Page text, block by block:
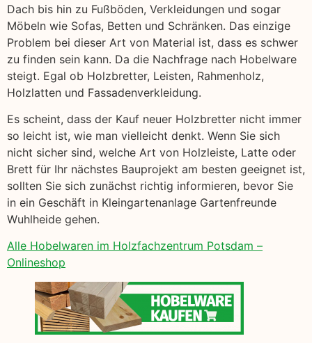
Dach bis hin zu Fußböden, Verkleidungen und sogar
Möbeln wie Sofas, Betten und Schränken. Das einzige
Problem bei dieser Art von Material ist, dass es schwer
zu finden sein kann. Da die Nachfrage nach Hobelware
steigt. Egal ob Holzbretter, Leisten, Rahmenholz,
Holzlatten und Fassadenverkleidung.
Es scheint, dass der Kauf neuer Holzbretter nicht immer
so leicht ist, wie man vielleicht denkt. Wenn Sie sich
nicht sicher sind, welche Art von Holzleiste, Latte oder
Brett für Ihr nächstes Bauprojekt am besten geeignet ist,
sollten Sie sich zunächst richtig informieren, bevor Sie
in ein Geschäft in Kleingartenanlage Gartenfreunde
Wuhlheide gehen.
Alle Hobelwaren im Holzfachzentrum Potsdam –
Onlineshop